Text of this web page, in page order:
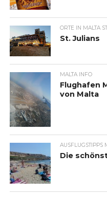
ORTE IN MALTA
St. Julians
MALTA INFO
Flughafen
von Malta
AUSFLUGSTIPPS
Die